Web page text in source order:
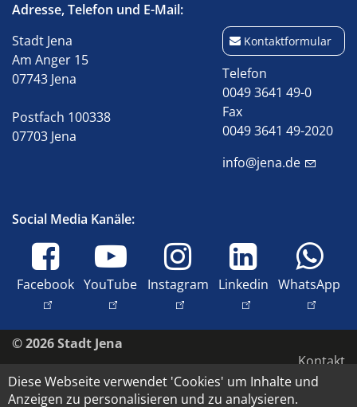
Adresse, Telefon und E-Mail:
Stadt Jena
Am Anger 15
07743 Jena
Postfach 100338
07703 Jena
Kontaktformular
Telefon
0049 3641 49-0
Fax
0049 3641 49-2020
info@jena.de
Social Media Kanäle:
Facebook YouTube Instagram Linkedin WhatsApp
© 2026 Stadt Jena
Kontakt
Impressum
Diese Webseite verwendet 'Cookies' um Inhalte und
Anzeigen zu personalisieren und zu analysieren.